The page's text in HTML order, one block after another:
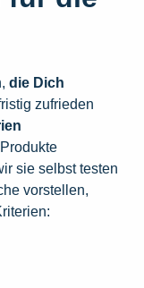
die Dich
zufrieden
sie selbst testen
vorstellen,